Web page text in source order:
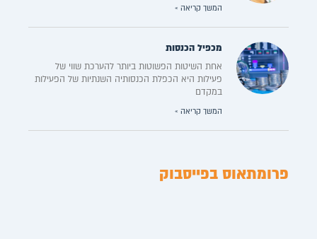
המשך קריאה »
מכפיל הכנסות
אחת השיטות הפשוטות ביותר להערכת שווי של
פעילות היא הכפלת הכנסותיה השנתיות של הפעילות
במקדם
המשך קריאה »
פרומתאוס בפייסבוק